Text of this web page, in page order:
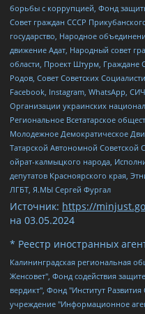
борьбы с коррупцией, Фонд
Совет граждан СССР
государство, Народное
движение Адат, Народный совет
области, Проект Штурм, Граждане
Родов, Совет Советских
Facebook, Instagram, WhatsApp,
Организации украинских
Региональное Всетатарское
Молодежное Демократическое
Татарской Автономной Советской
ойрат-калмыцкого народа,
депутатов Красноярского края,
ЛГБТ, Я.МЫ Сергей Фургал
Источник: https://
на 03.05.2024
* Реестр иностранных
Калининградская региональная общественная организация "Экозащита!-Женсовет", Фонд содействия защите прав и свобод граждан "Общественный вердикт", Фонд "Институт Развития Свободы Информации", Частное учреждение "Информационное агентство МЕМО. РУ", Региональная общественная организация "Общественная комиссия по сохранению наследия академика Сахарова", Фонд поддержки свободы прессы, Санкт-Петербургская общественная правозащитная организация "Гражданский контроль", Межрегиональная общественная организация "Информационно-просветительский центр "Мемориал", Региональный Фонд "Центр Защиты Прав Средств Массовой Информации", с 05.12.2023 Фонд "Центр Защиты Прав Средств массовой информации", Региональная общественная благотворительная организация помощи беженцам и мигрантам "Гражданское содействие", Негосударственное образовательное учреждение дополнительного профессионального образования (повышение квалификации) специалистов "АКАДЕМИЯ ПО ПРАВАМ ЧЕЛОВЕКА", Свердловская региональная общественная организация "Сутяжник", Автономная некоммерческая организация "Центр независимых социологических исследований", Союз общественных объединений "Российский исследовательский центр по правам человека", Региональное общественное учреждение научно-информационный центр "МЕМОРИАЛ", Некоммерческая организация "Фонд защиты гласности", Автономная некоммерческая организация "Институт прав человека", Городская общественная организация "Екатеринбургское общество "МЕМОРИАЛ", Городская общественная организация "Рязанское историко-просветительское и правозащитное общество "Мемориал" (Рязанский Мемориал), Челябинский региональный орган общественной самодеятельности – женское общественное объединение "Женщины Евразии", Челябинский региональный орган общественной самодеятельности "Уральская правозащитная группа", Фонд содействия защите здоровья и социальной справедливости имени Андрея Рылькова, Автономная Некоммерческая Организация "Аналитический Центр Юрия Левады", Автономная некоммерческая организация социальной поддержки населения "Проект Апрель", Региональная общественная организация помощи женщинам и детям, находящимся в кризисной ситуации "Информационно-методический центр "Анна", Фонд содействия развитию массовых коммуникаций и правовому просвещению "Так-так-Так", Фонд содействия устойчивому развитию "Серебряная тайга", Свердловский региональный общественный фонд социальных проектов "Новое время", "Idel.Реалии", Кавказ.Реалии, Крым.Реалии, Телеканал Настоящее Время, Татаро-башкирская служба Радио Свобода (Azatliq Radiosi), Радио Свободная Европа/Радио Свобода (PCE/PC), "Сибирь.Реалии", "Фактограф", Благотворительный фонд помощи осужденным и их семьям, Автономная некоммерческая организация "Институт глобализации и социальных движений", Фонд "В защиту прав заключенных", Частное учреждение "Центр поддержки и содействия развитию средств массовой информации", Пензенский региональный общественный благотворительный фонд "Гражданский союз", "Север.Реалии", Некоммерческая организация Фонд "Правовая инициатива", Общество с ограниченной ответственностью "Радио Свободная Европа/Радио Свобода", Чешское информационное агентство "MEDIUM-ORIENT", Красноярская региональная общественная организация "Мы против СПИДа", Камалягин Денис Николаевич, Маркелов Сергей Евгеньевич, Пономарев Лев Александрович, Савицкая Людмила Алексеевна, Автономная некоммерческая организация "Центр по работе с проблемой насилия "НАСИЛИЮ.НЕТ", Межрегиональный профессиональный союз работников здравоохранения "Альянс врачей", Юридическое лицо, зарегистрированное в Латвийской Республике, SIA "Medusa Project" (регистрационный номер 40103797863, дата регистрации 10.06.2014), Некоммерческая организация "Фонд по борьбе с коррупцией", Автономная некоммерческая организация "Институт права и публичной политики", Баданин Роман Сергеевич, Гликин Максим Александрович, Железнова Мария Михайловна, Лукьянова Юлия Сергеевна, Маетная Елизавета Витальевна, Маняхин Петр Борисович, Чуракова Ольга Владимировна, Ярош Юлия Петровна, Юридическое лицо "The Insider SIA", зарегистрированное в Риге, Латвийская Республика (дата регистрации 26.06.2015), являющееся администратором доменного имени интернет-издания "The Insider SIA", https://theins.ru, Постернак Алексей Евгеньевич, Рубин Михаил Аркадьевич, Анин Роман Александрович, Юридическое лицо Istories fonds, зарегистрированное в Латвийской Республике (регистрационный номер 50008295751, дата регистрации 24.02.2020), Великовский Дмитрий Александрович, Долинина Ирина Николаевна, Мароховская Алеся Алексеевна, Шлейнов Роман Юрьевич, Шмагун Олеся Валентиновна, Общество с ограниченной ответственностью "Альтаир 2021", Общество с ограниченной